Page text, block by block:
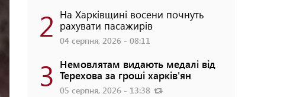
2 На Харківщині восени почнуть
рахувати пасажирів
04 серпня, 2026 - 08:11
3 Немовлятам видають медалі від
Терехова за гроші харків'ян
05 серпня, 2026 - 13:38